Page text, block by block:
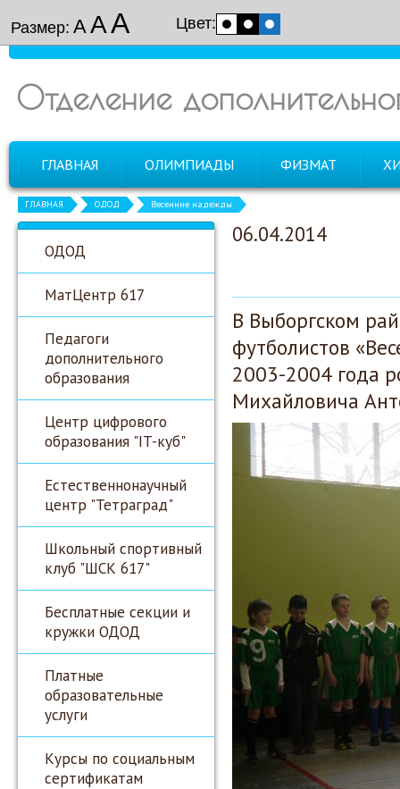
Размер: ААА Цвет:
Отделение
ГЛАВНАЯ ОЛИМПИАДЫ ФИЗМАТ
ГЛАВНАЯ ОДОД Весенние надежды
ОДОД
МатЦентр 617
Педагоги
дополнительного
образования
Центр цифрового
образования "IT-куб"
Естественнонаучный
центр "Тетраград"
Школьный спортивный
клуб "ШСК 617"
Бесплатные секции и
кружки ОДОД
Платные
образовательные
услуги
Курсы по социальным
сертификатам
06.04.2014
В Выборгском
футболистов
2003-2004 года
Михайловича